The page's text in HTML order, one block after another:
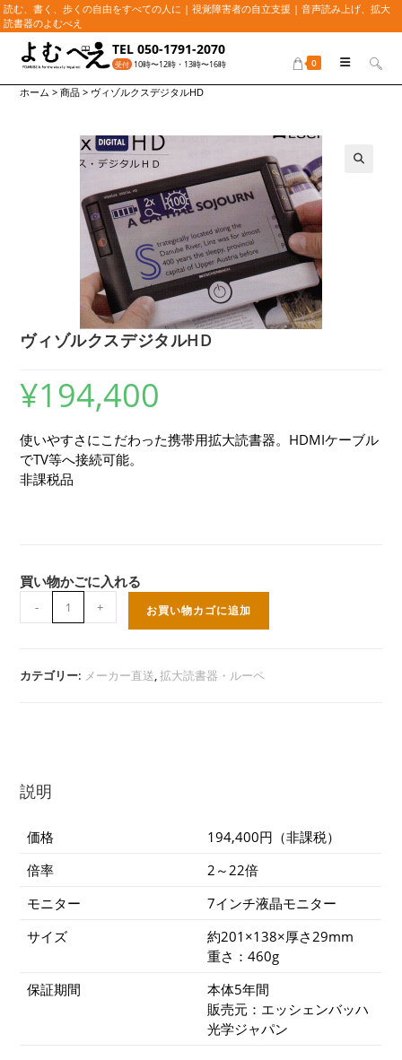
読む、書く、歩くの自由をすべての人に | 視覚障害者の自立支援 | 音声読み上げ、拡大
読書器のよむべえ
TEL 050-1791-2070
受付 10時〜12時・13時〜16時 0
ホーム >商品 > ヴィゾルクスデジタルHD
ヴィゾルクスデジタルHD
¥194,400
使いやすさにこだわった携帯用拡大読書器。HDMIケーブル
でTV等へ接続可能。
非課税品
買い物かごに入れる
ィ
ク
HD
- + お買い物カゴに追加
カテゴリー: メーカー直送,拡大読書器・ルーペ
説明
価格
194,400円（非課税）
倍率
2～22倍
モニター
7インチ液晶モニター
サイズ
約201×138×厚さ29mm
重さ：460g
保証期間
本体5年間
販売元：エッシェンバッハ
光学ジャパン